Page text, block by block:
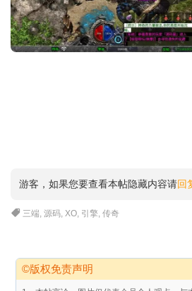
游客，如果您要查看本帖隐藏内容请回
三端,源码,XO, 引擎,传奇
©版权免责声明